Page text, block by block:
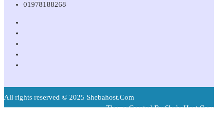
01978188268
All rights reserved © 2025 Shebahost.Com
Theme Created By ShebaHost.Com